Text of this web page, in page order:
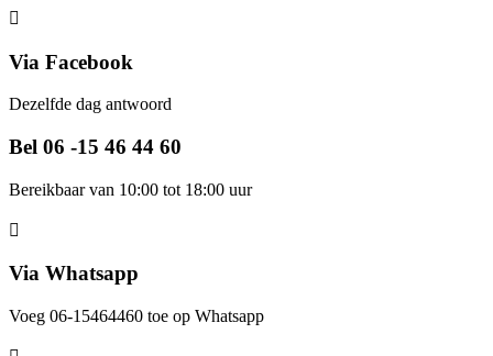
Via Facebook
Dezelfde dag antwoord
Bel 06 -15 46 44 60
Bereikbaar van 10:00 tot 18:00 uur
Via Whatsapp
Voeg 06-15464460 toe op Whatsapp